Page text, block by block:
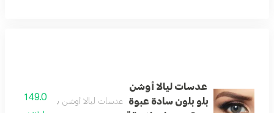
عدسات ليالا أوشن
بلو بلون سادة عبوة
عدسات ليالا أوشن بلو بلون سادة عبوة من 2
149.0